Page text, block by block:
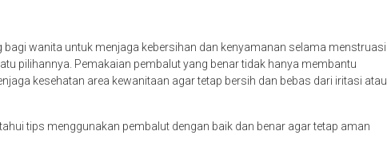
wanita untuk menjaga kebersihan dan kenyamanan selama menstruasi.
pilihannya. Pemakaian pembalut yang benar tidak hanya membantu
kesehatan area kewanitaan agar tetap bersih dan bebas dari iritasi atau
tips menggunakan pembalut dengan baik dan benar agar tetap aman